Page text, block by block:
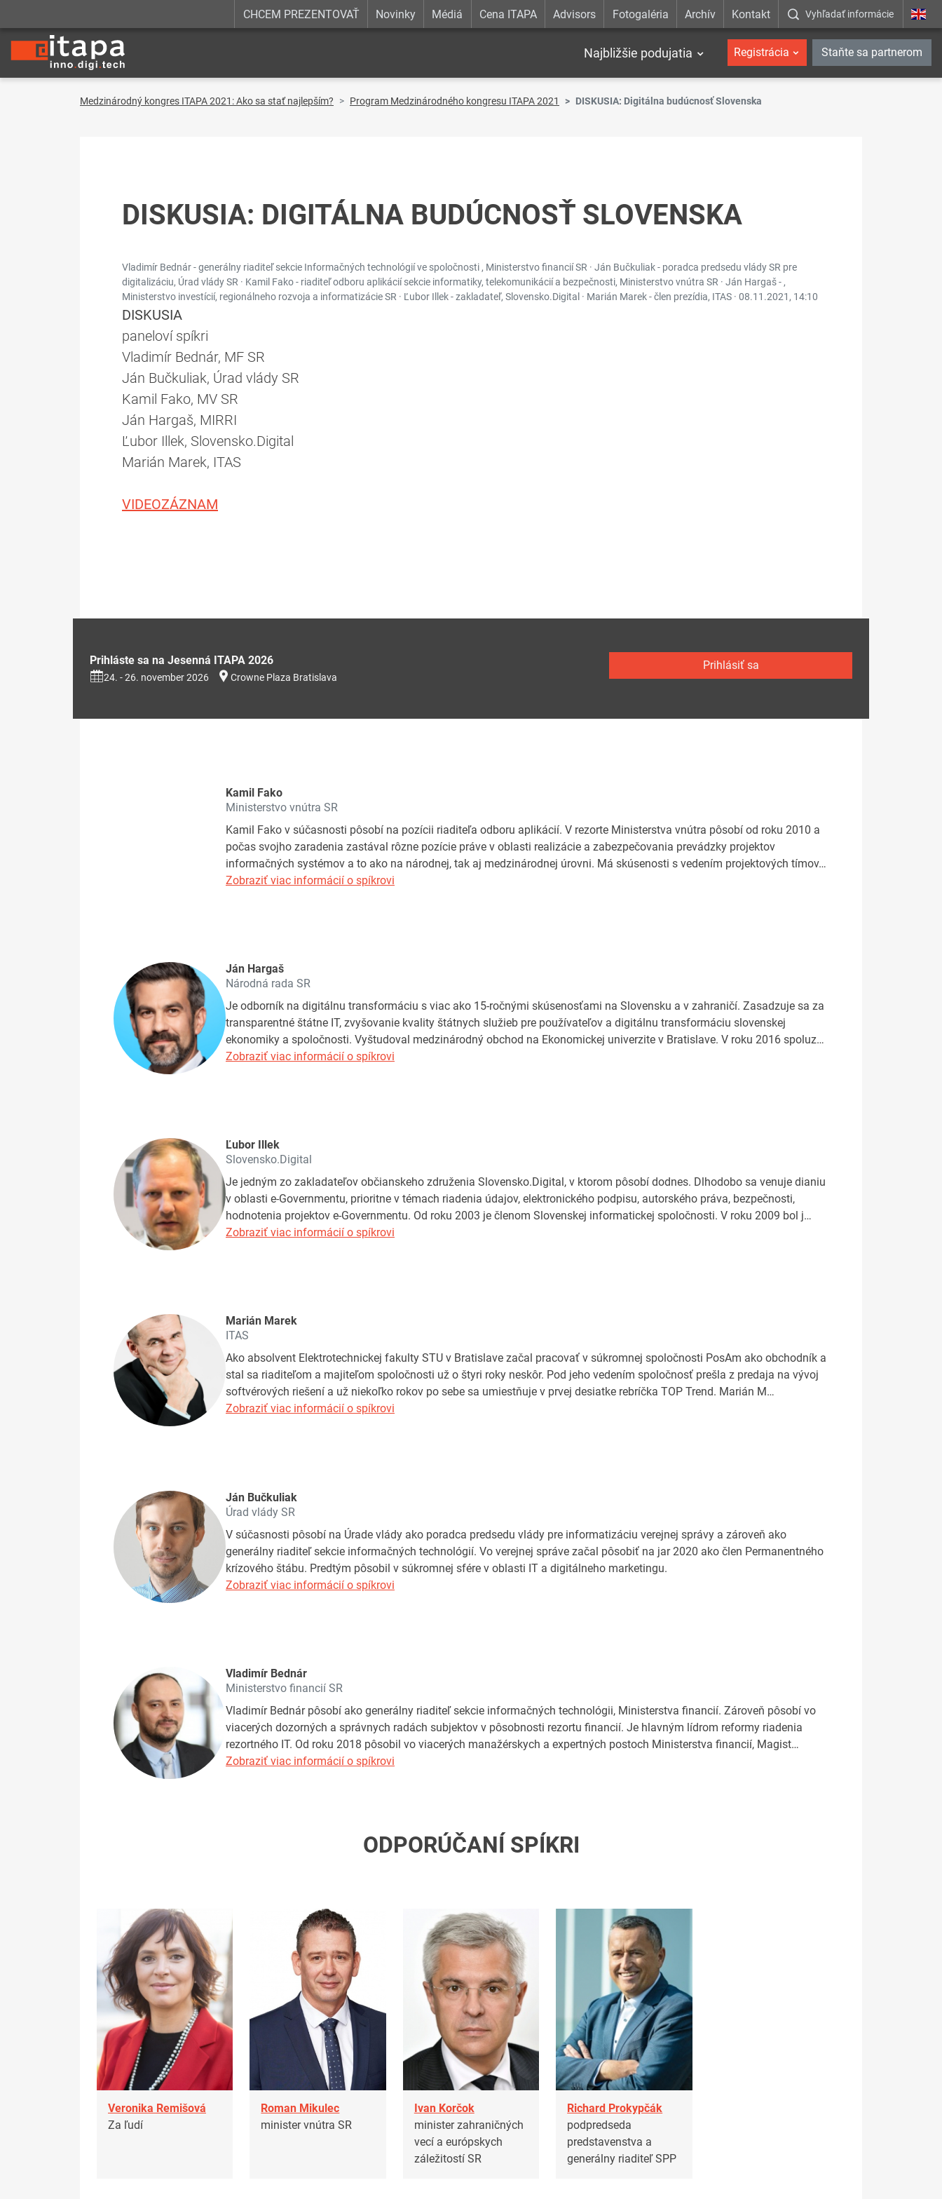
CHCEM PREZENTOVAŤ Novinky Médiá Cena ITAPA Advisors Fotogaléria Archív Kontakt Vyhľadať informácie
Najbližšie podujatia Registrácia Staňte sa partnerom
Medzinárodný kongres ITAPA 2021: Ako sa stať najlepším? Program Medzinárodného kongresu ITAPA 2021 DISKUSIA: Digitálna budúcnosť Slovenska
DISKUSIA: DIGITÁLNA BUDÚCNOSŤ SLOVENSKA
Vladimír Bednár - generálny riaditeľ sekcie Informačných technológií ve spoločnosti , Ministerstvo financií SR · Ján Bučkuliak - poradca predsedu vlády SR pre
digitalizáciu, Úrad vlády SR · Kamil Fako - riaditeľ odboru aplikácií sekcie informatiky, telekomunikácií a bezpečnosti, Ministerstvo vnútra SR · Ján Hargaš - ,
Ministerstvo investícií, regionálneho rozvoja a informatizácie SR · Ľubor Illek - zakladateľ, Slovensko.Digital · Marián Marek - člen prezídia, ITAS · 08.11.2021, 14:10
DISKUSIA
paneloví spíkri
Vladimír Bednár, MF SR
Ján Bučkuliak, Úrad vlády SR
Kamil Fako, MV SR
Ján Hargaš, MIRRI
Ľubor Illek, Slovensko.Digital
Marián Marek, ITAS
VIDEOZÁZNAM
Prihláste sa na Jesenná ITAPA 2026
24. - 26. november 2026 Crowne Plaza Bratislava
Prihlásiť sa
Kamil Fako
Ministerstvo vnútra SR
Kamil Fako v súčasnosti pôsobí na pozícii riaditeľa odboru aplikácií. V rezorte Ministerstva vnútra pôsobí od roku 2010 a
počas svojho zaradenia zastával rôzne pozície práve v oblasti realizácie a zabezpečovania prevádzky projektov
informačných systémov a to ako na národnej, tak aj medzinárodnej úrovni. Má skúsenosti s vedením projektových tímov…
Zobraziť viac informácií o spíkrovi
Ján Hargaš
Národná rada SR
Je odborník na digitálnu transformáciu s viac ako 15-ročnými skúsenosťami na Slovensku a v zahraničí. Zasadzuje sa za
transparentné štátne IT, zvyšovanie kvality štátnych služieb pre používateľov a digitálnu transformáciu slovenskej
ekonomiky a spoločnosti. Vyštudoval medzinárodný obchod na Ekonomickej univerzite v Bratislave. V roku 2016 spoluz…
Zobraziť viac informácií o spíkrovi
Ľubor Illek
Slovensko.Digital
Je jedným zo zakladateľov občianskeho združenia Slovensko.Digital, v ktorom pôsobí dodnes. Dlhodobo sa venuje dianiu
v oblasti e-Governmentu, prioritne v témach riadenia údajov, elektronického podpisu, autorského práva, bezpečnosti,
hodnotenia projektov e-Governmentu. Od roku 2003 je členom Slovenskej informatickej spoločnosti. V roku 2009 bol j…
Zobraziť viac informácií o spíkrovi
Marián Marek
ITAS
Ako absolvent Elektrotechnickej fakulty STU v Bratislave začal pracovať v súkromnej spoločnosti PosAm ako obchodník a
stal sa riaditeľom a majiteľom spoločnosti už o štyri roky neskôr. Pod jeho vedením spoločnosť prešla z predaja na vývoj
softvérových riešení a už niekoľko rokov po sebe sa umiestňuje v prvej desiatke rebríčka TOP Trend. Marián M…
Zobraziť viac informácií o spíkrovi
Ján Bučkuliak
Úrad vlády SR
V súčasnosti pôsobí na Úrade vlády ako poradca predsedu vlády pre informatizáciu verejnej správy a zároveň ako
generálny riaditeľ sekcie informačných technológií. Vo verejnej správe začal pôsobiť na jar 2020 ako člen Permanentného
krízového štábu. Predtým pôsobil v súkromnej sfére v oblasti IT a digitálneho marketingu.
Zobraziť viac informácií o spíkrovi
Vladimír Bednár
Ministerstvo financií SR
Vladimír Bednár pôsobí ako generálny riaditeľ sekcie informačných technológii, Ministerstva financií. Zároveň pôsobí vo
viacerých dozorných a správnych radách subjektov v pôsobnosti rezortu financií. Je hlavným lídrom reformy riadenia
rezortného IT. Od roku 2018 pôsobil vo viacerých manažérskych a expertných postoch Ministerstva financií, Magist…
Zobraziť viac informácií o spíkrovi
ODPORÚČANÍ SPÍKRI
Veronika Remišová
Za ľudí
Roman Mikulec
minister vnútra SR
Ivan Korčok
minister zahraničných
vecí a európskych
záležitostí SR
Richard Prokypčák
podpredseda
predstavenstva a
generálny riaditeľ SPP